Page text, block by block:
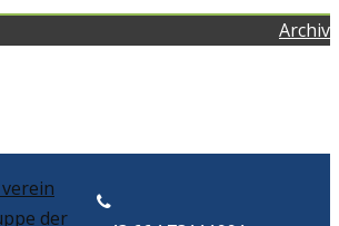
Archiv